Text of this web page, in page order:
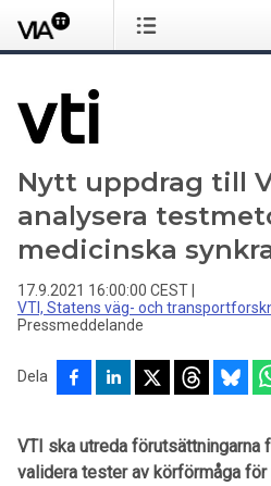
Nytt uppdrag till
analysera
medicinska
17.9.2021 16:00:00 CEST
VTI, Statens väg- och
Pressmeddelande
Dela
VTI ska utreda förutsättningarna
validera tester av körförmåga